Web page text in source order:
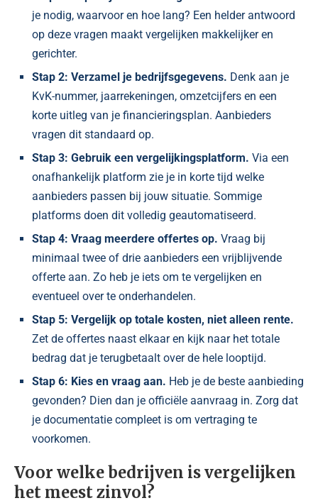
je nodig, waarvoor en hoe lang? Een helder antwoord
op deze vragen maakt vergelijken makkelijker en
gerichter.
Stap 2: Verzamel je bedrijfsgegevens. Denk aan je
KvK-nummer, jaarrekeningen, omzetcijfers en een
korte uitleg van je financieringsplan. Aanbieders
vragen dit standaard op.
Stap 3: Gebruik een vergelijkingsplatform. Via een
onafhankelijk platform zie je in korte tijd welke
aanbieders passen bij jouw situatie. Sommige
platforms doen dit volledig geautomatiseerd.
Stap 4: Vraag meerdere offertes op. Vraag bij
minimaal twee of drie aanbieders een vrijblijvende
offerte aan. Zo heb je iets om te vergelijken en
eventueel over te onderhandelen.
Stap 5: Vergelijk op totale kosten, niet alleen rente.
Zet de offertes naast elkaar en kijk naar het totale
bedrag dat je terugbetaalt over de hele looptijd.
Stap 6: Kies en vraag aan. Heb je de beste aanbieding
gevonden? Dien dan je officiële aanvraag in. Zorg dat
je documentatie compleet is om vertraging te
voorkomen.
Voor welke bedrijven is vergelijken
het meest zinvol?